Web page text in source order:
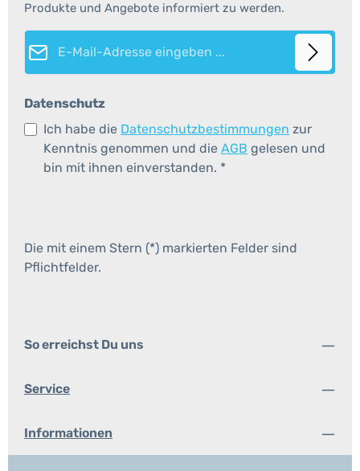
Produkte und Angebote informiert zu werden.
E-Mail-Adresse*
Datenschutz
Ich habe die Datenschutzbestimmungen zur
Kenntnis genommen und die AGB gelesen und
bin mit ihnen einverstanden. *
Die mit einem Stern (*) markierten Felder sind
Pflichtfelder.
So erreichst Du uns
Service
Informationen